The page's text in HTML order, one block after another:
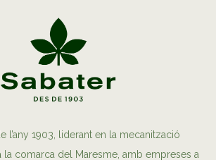
l’any 1903, liderant en la mecanització
la comarca del Maresme, amb empreses a